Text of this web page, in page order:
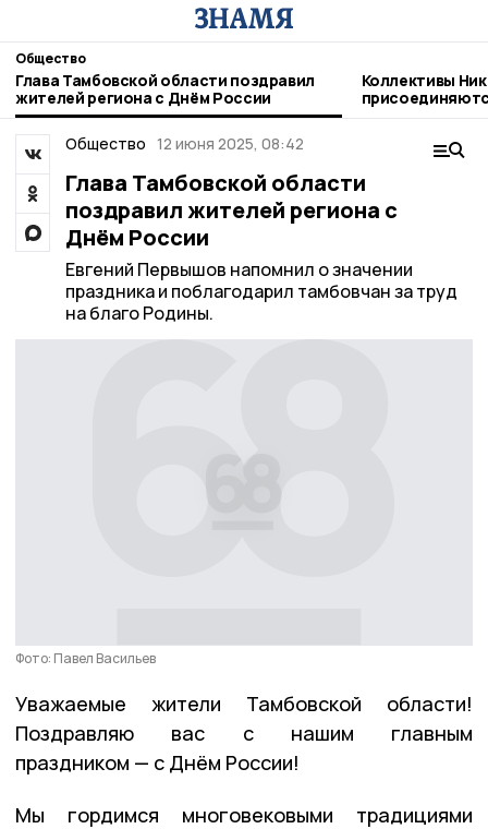
Общество
Глава Тамбовской области поздравил
жителей региона с Днём России
Коллективы
Общество 12 июня 2025, 08:42
Глава Тамбовской области
поздравил жителей региона с
Днём России
Евгений Первышов напомнил о значении
праздника и поблагодарил тамбовчан за труд
на благо Родины.
Фото: Павел Васильев
Уважаемые жители Тамбовской области!
Поздравляю вас с нашим главным
праздником — с Днём России!
Мы гордимся многовековыми традициями